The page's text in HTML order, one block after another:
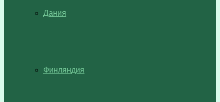
Дания
Финляндия